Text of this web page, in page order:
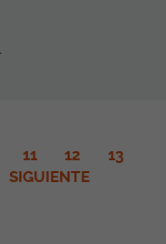
11 12
13
SIGUIENTE